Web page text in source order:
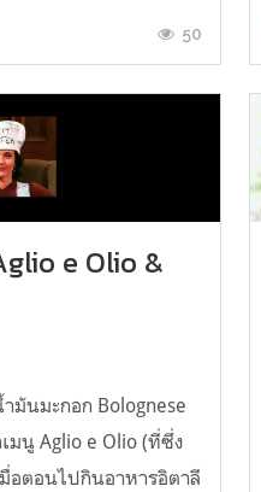
50
e Olio &
มันมะกอก Bolognese
มนู Aglio e Olio (ที่ซึ่ง
อตอนไปกินอาหารอิตาลี